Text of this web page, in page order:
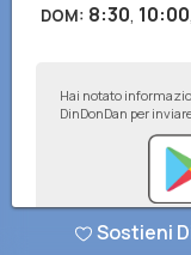
DOM: 8:30, 10:00,
Hai notato
DinDonDan per
Sostieni